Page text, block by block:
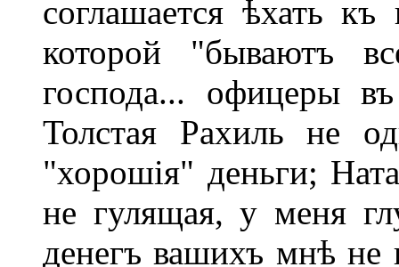
соглашается ѣхать
которой "бываютъ
господа... офицеры
Толстая Рахиль не
"хорошія" деньги;
не гулящая, у меня
денегъ вашихъ мнѣ не